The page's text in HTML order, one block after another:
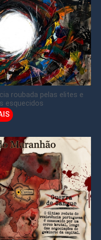
roubada pelas elites e
esquecidos